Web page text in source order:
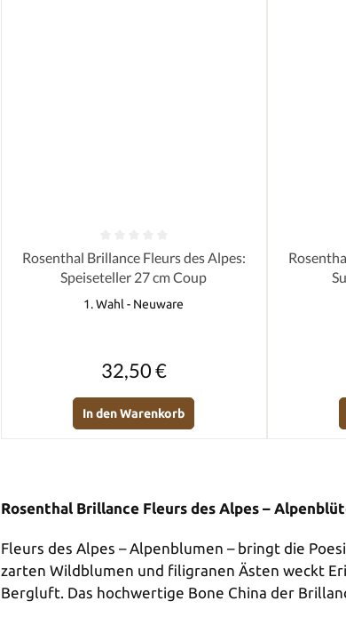
Durchschnittliche Bewertung von 0 von 5 Sternen
Rosenthal Brillance Fleurs des Alpes:
Speiseteller 27 cm Coup
1. Wahl - Neuware
32,50 €
In den Warenkorb
Rosenthal Brillance Fleurs des Alpes –
Fleurs des Alpes – Alpenblumen – bringt die
zarten Wildblumen und filigranen Ästen weckt
Bergluft. Das hochwertige Bone China der